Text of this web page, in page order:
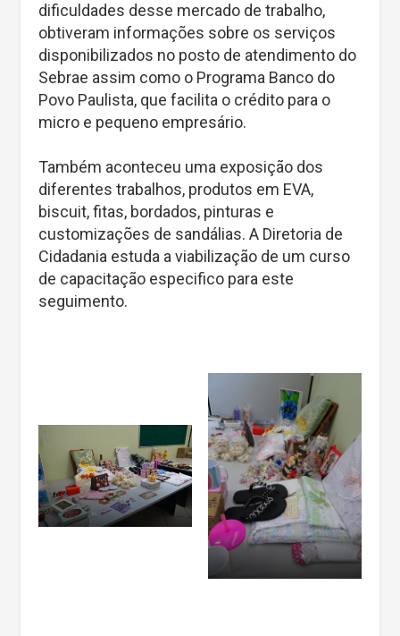
dificuldades desse mercado de trabalho,
obtiveram informações sobre os serviços
disponibilizados no posto de atendimento do
Sebrae assim como o Programa Banco do
Povo Paulista, que facilita o crédito para o
micro e pequeno empresário.
Também aconteceu uma exposição dos
diferentes trabalhos, produtos em EVA,
biscuit, fitas, bordados, pinturas e
customizações de sandálias. A Diretoria de
Cidadania estuda a viabilização de um curso
de capacitação especifico para este
seguimento.